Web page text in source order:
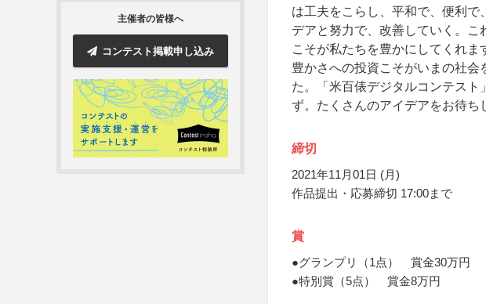
主催者の皆様へ
コンテスト掲載申し込み
は工夫をこらし、平和で、便利で
デアと努力で、改善していく。
こそが私たちを豊かにしてくれ
豊かさへの投資こそがいまの社会
た。「米百俵デジタルコンテス
ず。たくさんのアイデアをお待ち
締切
2021年11月01日 (月)
作品提出・応募締切 17:00まで
賞
●グランプリ（1点） 賞金30万円
●特別賞（5点） 賞金8万円